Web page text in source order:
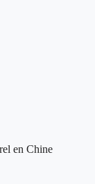
en Chine